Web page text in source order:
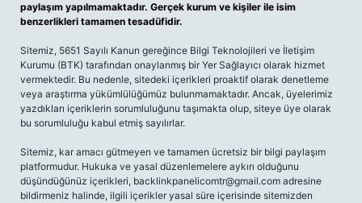
paylaşım yapılmamaktadır. Gerçek kurum ve kişiler ile isim
benzerlikleri tamamen tesadüfidir.
Sitemiz, 5651 Sayılı Kanun gereğince Bilgi Teknolojileri ve İletişim
Kurumu (BTK) tarafından onaylanmış bir Yer Sağlayıcı olarak hizmet
vermektedir. Bu nedenle, sitedeki içerikleri proaktif olarak denetleme
veya araştırma yükümlülüğümüz bulunmamaktadır. Ancak, üyelerimiz
yazdıkları içeriklerin sorumluluğunu taşımakta olup, siteye üye olarak
bu sorumluluğu kabul etmiş sayılırlar.
Sitemiz, kar amacı gütmeyen ve tamamen ücretsiz bir bilgi paylaşım
platformudur. Hukuka ve yasal düzenlemelere aykırı olduğunu
düşündüğünüz içerikleri, backlinkpanelicomtr@gmail.com adresine
bildirmeniz halinde, ilgili içerikler yasal süre içerisinde sitemizden